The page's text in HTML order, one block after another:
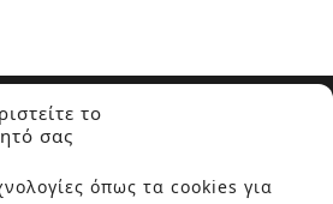
το
σας
όπως τα cookies για